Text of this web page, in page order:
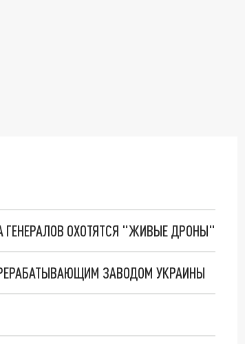
ГЕНЕРАЛОВ ОХОТЯТСЯ "ЖИВЫЕ ДРОНЫ"
ЗАВОДОМ УКРАИНЫ